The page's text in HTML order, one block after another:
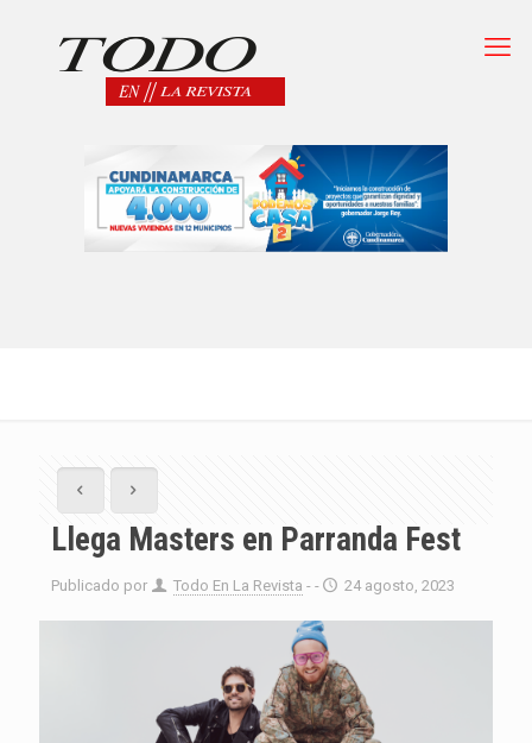
Llega Masters en Parranda Fest
Publicado por Todo En La Revista - - 24 agosto, 2023